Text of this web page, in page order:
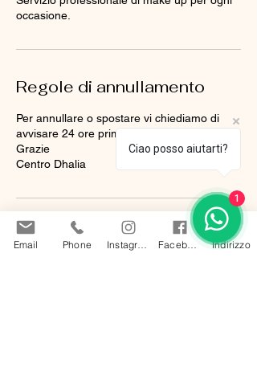
occasione.
Regole di annullamento
Per annullare o spostare vi chiediamo di
avvisare 24 ore prima.
Grazie
Centro Dhalia
Dettagli di contatto
Email Phone Indirizzo
Ciao posso aiutarti?
1